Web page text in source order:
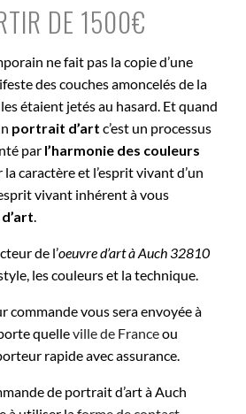
DE 1500€
ne fait pas la copie d’une
des couches amoncelés de la
étaient jetés au hasard. Et quand
portrait d’art c’est un processus
par l’harmonie des couleurs
caractère et l’esprit vivant d’un
vivant inhérent à vous
.
de l’oeuvre d’art àAuch 32810
les couleurs et la technique.
commande vous sera envoyée à
quelleville de Franceou
rapide avec assurance.
de portrait d’art à Auch